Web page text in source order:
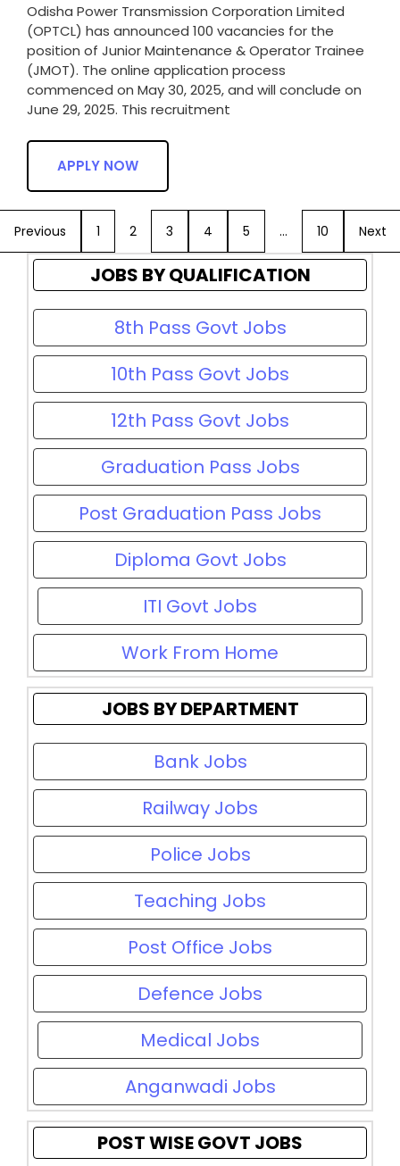
Odisha Power Transmission Corporation Limited
(OPTCL) has announced 100 vacancies for the
position of Junior Maintenance & Operator Trainee
(JMOT). The online application process
commenced on May 30, 2025, and will conclude on
June 29, 2025. This recruitment
APPLY NOW
Previous 1 2 3 4 5 … 10 Next
JOBS BY QUALIFICATION
8th Pass Govt Jobs
10th Pass Govt Jobs
12th Pass Govt Jobs
Graduation Pass Jobs
Post Graduation Pass Jobs
Diploma Govt Jobs
ITI Govt Jobs
Work From Home
JOBS BY DEPARTMENT
Bank Jobs
Railway Jobs
Police Jobs
Teaching Jobs
Post Office Jobs
Defence Jobs
Medical Jobs
Anganwadi Jobs
POST WISE GOVT JOBS